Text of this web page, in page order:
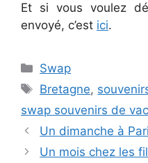
Et si vous voulez
envoyé, c’est ici.
Categories
Swap
Tags
Bretagne,
swap souvenirs de
Un dimanche à
Un mois chez les